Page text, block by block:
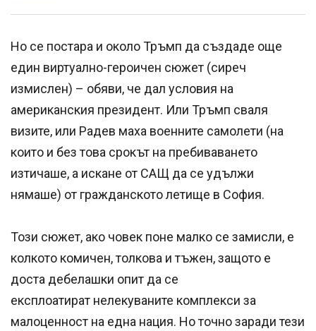
Но се постара и около Тръмп да създаде още
един виртуално-героичен сюжет (сиреч
измислен) – обяви, че дал условия на
американския президент. Или Тръмп сваля
визите, или Радев маха военните самолети (на
които и без това срокът на пребиваването
изтичаше, а искане от САЩ да се удължи
нямаше) от гражданското летище в София.
Този сюжет, ако човек поне малко се замисли, е
колкото комичен, толкова и тъжен, защото е
доста дебелашки опит да се
експлоатират нелекуваните комплекси за
малоценност на една нация. Но точно заради тези